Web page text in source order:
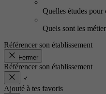
Quelles études pour
Quels sont les
Référencer son établissement
Fermer
Référencer son établissement
Ajouté à tes favoris